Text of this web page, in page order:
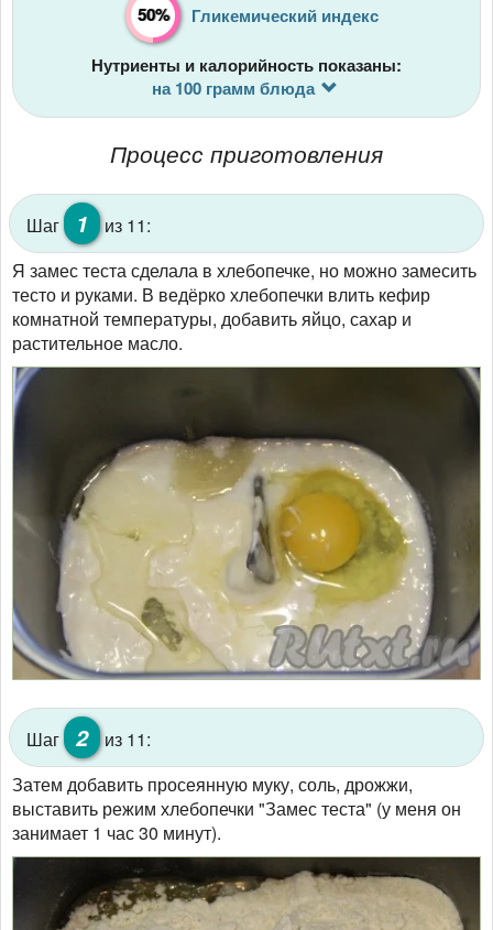
50% Гликемический индекс
Нутриенты и калорийность показаны:
на 100 грамм блюда
Процесс приготовления
Шаг 1
из 11:
Я замес теста сделала в хлебопечке, но можно замесить
тесто и руками. В ведёрко хлебопечки влить кефир
комнатной температуры, добавить яйцо, сахар и
растительное масло.
Шаг 2
из 11:
Затем добавить просеянную муку, соль, дрожжи,
выставить режим хлебопечки "Замес теста" (у меня он
занимает 1 час 30 минут).